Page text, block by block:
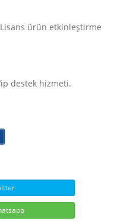
ürün etkinleştirme
destek hizmeti.